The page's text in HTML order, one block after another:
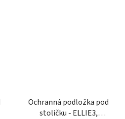
Ochranná podložka pod
stoličku - ELLIE3,